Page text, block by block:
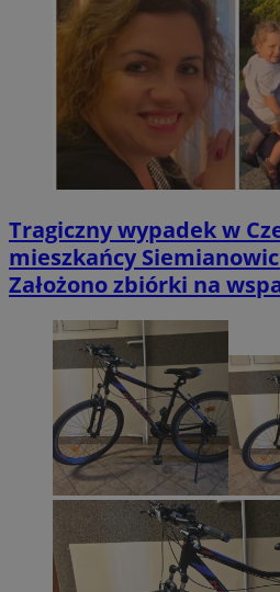
Tragiczny wypadek w
mieszkańcy
Założono zbiórki na